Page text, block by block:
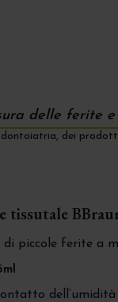
delle ferite
dei
tissutale
piccole ferite a